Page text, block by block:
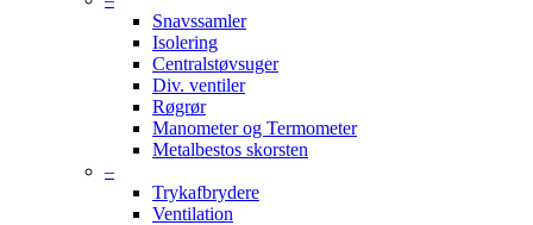
Snavssamler
Isolering
Centralstøvsuger
Div. ventiler
Røgrør
Manometer og Termometer
Metalbestos skorsten
–
Trykafbrydere
Ventilation